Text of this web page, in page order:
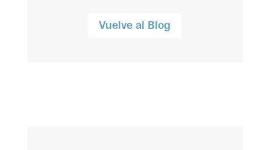
Vuelve al Blog